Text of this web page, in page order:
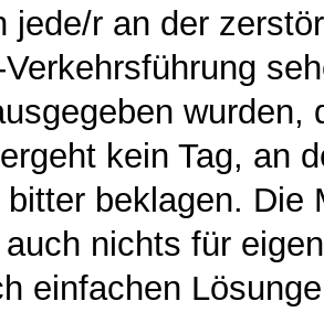
jede/r an der
kein Tag, an
beklagen.
nichts für
einfachen